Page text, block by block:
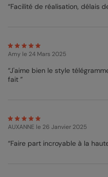
“Facilité de réalisation, délais
Amy le 24 Mars 2025
“J'aime bien le style
fait ”
AUXANNE le 26 Janvier 2025
“Faire part incroyable à la